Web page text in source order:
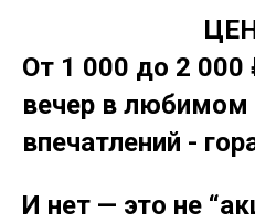
От 1 000 до 2
вечер в любимом
впечатлений -
И нет — это не